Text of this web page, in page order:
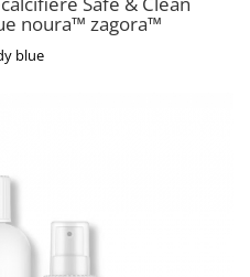
noura™ zagora™
blue